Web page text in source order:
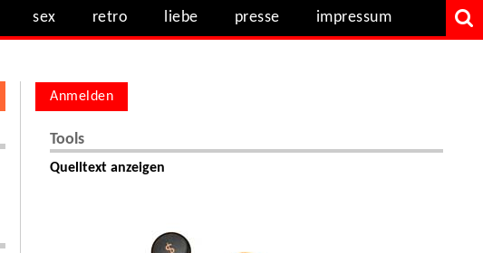
sex retro liebe presse impressum
Anmelden
Tools
Quelltext anzeigen